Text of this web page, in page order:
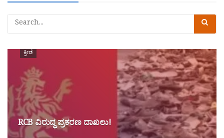
ಕ್ರೀಡೆ
RCB ವಿರುದ್ಧ ಪ್ರಕರಣ ದಾಖಲು!